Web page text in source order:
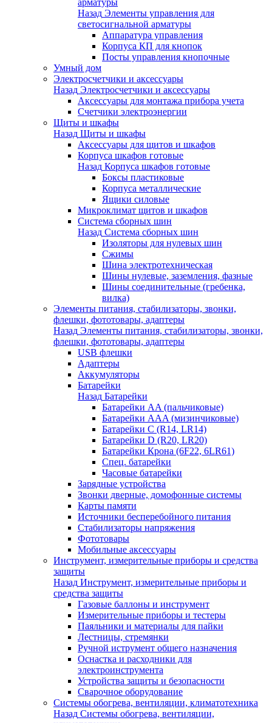
арматуры
Назад Элементы управления для
светосигнальной арматуры
Аппаратура управления
Корпуса КП для кнопок
Посты управления кнопочные
Умный дом
Электросчетчики и аксессуары
Назад Электросчетчики и аксессуары
Аксессуары для монтажа прибора учета
Счетчики электроэнергии
Щиты и шкафы
Назад Щиты и шкафы
Аксессуары для щитов и шкафов
Корпуса шкафов готовые
Назад Корпуса шкафов готовые
Боксы пластиковые
Корпуса металлические
Ящики силовые
Микроклимат щитов и шкафов
Система сборных шин
Назад Система сборных шин
Изоляторы для нулевых шин
Сжимы
Шина электротехническая
Шины нулевые, заземления, фазные
Шины соединительные (гребенка,
вилка)
Элементы питания, стабилизаторы, звонки,
флешки, фототовары, адаптеры
Назад Элементы питания, стабилизаторы, звонки,
флешки, фототовары, адаптеры
USB флешки
Адаптеры
Аккумуляторы
Батарейки
Назад Батарейки
Батарейки AA (пальчиковые)
Батарейки AAA (мизинчиковые)
Батарейки C (R14, LR14)
Батарейки D (R20, LR20)
Батарейки Крона (6F22, 6LR61)
Спец. батарейки
Часовые батарейки
Зарядные устройства
Звонки дверные, домофонные системы
Карты памяти
Источники бесперебойного питания
Стабилизаторы напряжения
Фототовары
Мобильные аксессуары
Инструмент, измерительные приборы и средства
защиты
Назад Инструмент, измерительные приборы и
средства защиты
Газовые баллоны и инструмент
Измерительные приборы и тестеры
Паяльники и материалы для пайки
Лестницы, стремянки
Ручной иструмент общего назначения
Оснастка и расходники для
электроинструмента
Устройства защиты и безопасности
Сварочное оборудование
Системы обогрева, вентиляции, климатотехника
Назад Системы обогрева, вентиляции,